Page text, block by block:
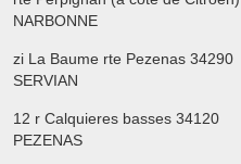
NARBONNE
zi La Baume rte Pezenas 34290
SERVIAN
12 r Calquieres basses 34120
PEZENAS